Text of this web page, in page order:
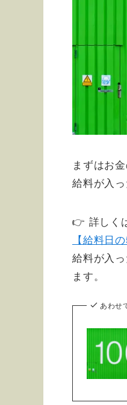
まずはお
給料が入
👉 詳しく
【給料日
給料が入
ます。
あわせ